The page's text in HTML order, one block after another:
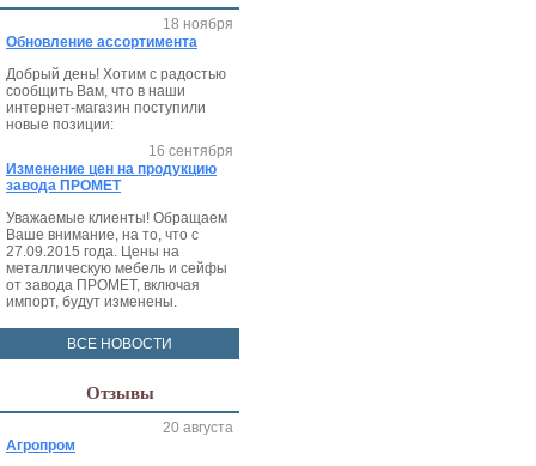
Обновление ассортимента
18 ноября
Добрый день! Хотим с радостью
сообщить Вам, что в наши
интернет-магазин поступили
новые позиции:
Изменение цен на продукцию
завода ПРОМЕТ
16 сентября
Уважаемые клиенты! Обращаем
Ваше внимание, на то, что с
27.09.2015 года. Цены на
металлическую мебель и сейфы
от завода ПРОМЕТ, включая
импорт, будут изменены.
ВСЕ НОВОСТИ
Отзывы
Агропром
20 августа